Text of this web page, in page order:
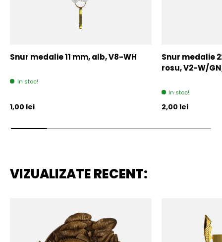
Snur medalie 11 mm, alb, V8-WH
In stoc!
Pret initial
1,00 lei
Snur medalie
rosu, V2-W/
In stoc!
Pret initial
2,00 lei
VIZUALIZATE RECENT: